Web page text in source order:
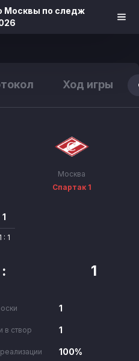
Москвы по следж
Ход игры
Москва
Спартак 1
1
1 : 1
: 1
1
в створ 1
100%